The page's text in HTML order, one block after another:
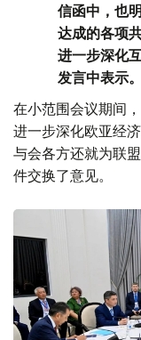
信函中，也
达成的各项
进一步深化
发言中表示。
在小范围会议期间
进一步深化欧亚经
与会各方还就为联
件交换了意见。